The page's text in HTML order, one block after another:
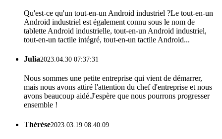
Qu'est-ce qu'un tout-en-un Android industriel ?Le tout-en-un
Android industriel est également connu sous le nom de
tablette Android industrielle, tout-en-un Android industriel,
tout-en-un tactile intégré, tout-en-un tactile Android...
Julia2023.04.30 07:37:31
Nous sommes une petite entreprise qui vient de démarrer,
mais nous avons attiré l'attention du chef d'entreprise et nous
avons beaucoup aidé.J'espère que nous pourrons progresser
ensemble !
Thérèse2023.03.19 08:40:09